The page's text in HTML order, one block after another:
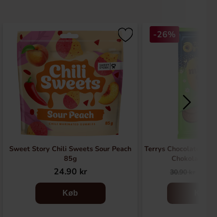
Sweet Story Chili Sweets Sour Peach
85g
24.90 kr
Køb
-26%
Terrys Chocolate
30.90 kr